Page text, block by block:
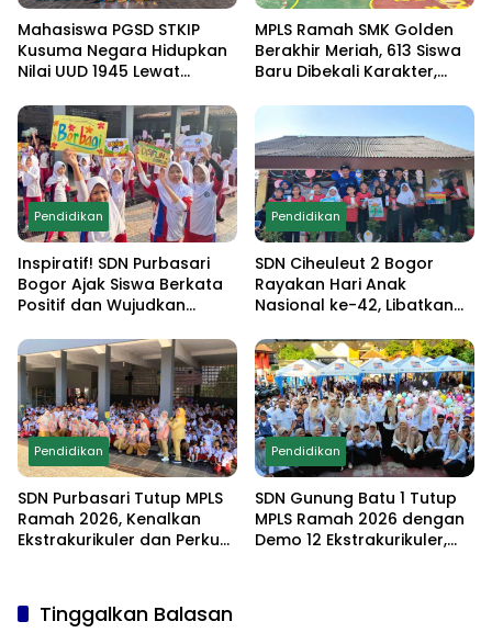
Mahasiswa PGSD STKIP
Kusuma Negara Hidupkan
Nilai UUD 1945 Lewat
Monumen Pancasila Sakti
MPLS Ramah SMK Golden
Berakhir Meriah, 613 Siswa
Baru Dibekali Karakter,
hingga Demo
Ekstrakurikuler
Pendidikan
Inspiratif! SDN Purbasari
Bogor Ajak Siswa Berkata
Positif dan Wujudkan
Pendidikan
SDN Ciheuleut 2 Bogor
Rayakan Hari Anak
Nasional ke-42, Libatkan
Lomba Edukatif untuk
Cetak Generasi
Berprestasi
Pendidikan
SDN Purbasari Tutup MPLS
Ramah 2026, Kenalkan
Ekstrakurikuler dan Perkuat
Pendidikan
SDN Gunung Batu 1 Tutup
MPLS Ramah 2026 dengan
Demo 12 Ekstrakurikuler,
Tinggalkan Balasan